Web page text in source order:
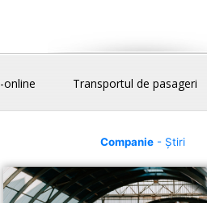
online Transportul de pasageri
Companie- Știri